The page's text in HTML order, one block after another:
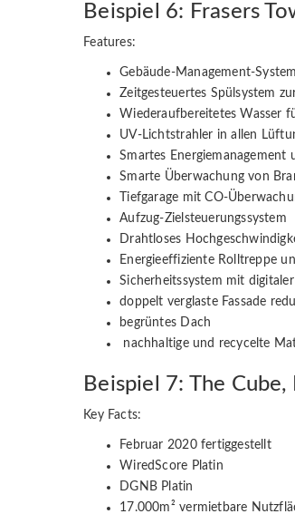
Beispiel 6: Frasers
Features:
Gebäude-Management-
Zeitgesteuertes Spülsystem
Wiederaufbereitetes Wasser
UV-Lichtstrahler in allen
Smartes
Smarte Überwachung von
Tiefgarage mit CO-
Aufzug-Zielsteuerungssystem
Drahtloses
Energieeffiziente Rolltreppe
Sicherheitssystem mit
doppelt verglaste Fassade
begrüntes Dach
nachhaltige und recycelte
Beispiel 7: The Cube,
Key Facts:
Februar 2020 fertiggestellt
WiredScore Platin
DGNB Platin
17.000m² vermietbare